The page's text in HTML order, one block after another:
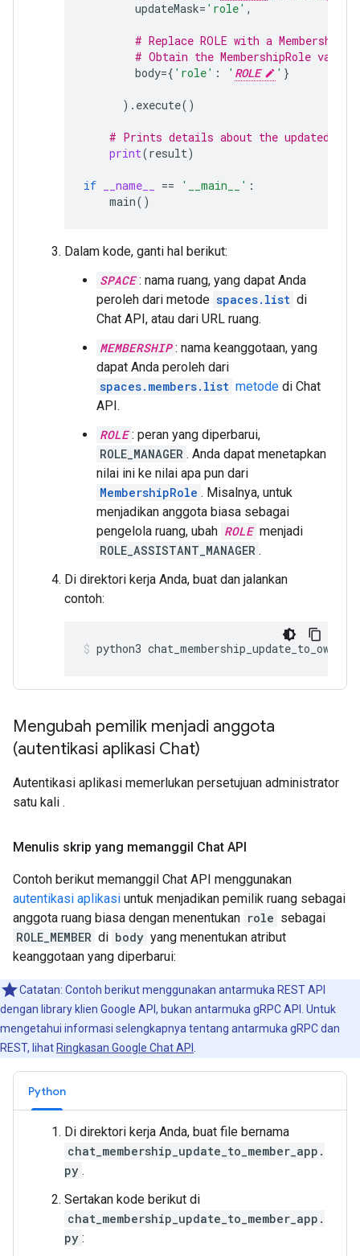
updateMask= 'role' ,
# Replace ROLE with a
# Obtain the MembershipRole
body={ 'role' : ' ROLE ' }
) . execute()
# Prints details about the updated
print(result)
if __name__ == '__main__' :
main()
Dalam kode, ganti hal berikut:
SPACE : nama ruang, yang dapat Anda
peroleh dari metode spaces.list di
Chat API, atau dari URL ruang.
MEMBERSHIP : nama keanggotaan, yang
dapat Anda peroleh dari
spaces.members.list metode di Chat
API.
ROLE : peran yang diperbarui,
ROLE_MANAGER . Anda dapat menetapkan
nilai ini ke nilai apa pun dari
MembershipRole . Misalnya, untuk
menjadikan anggota biasa sebagai
pengelola ruang, ubah ROLE menjadi
ROLE_ASSISTANT_MANAGER .
Di direktori kerja Anda, buat dan jalankan
contoh:
python3
Mengubah pemilik menjadi anggota
(autentikasi aplikasi Chat)
Autentikasi aplikasi memerlukan persetujuan administrator
satu kali .
Menulis skrip yang memanggil Chat API
Contoh berikut memanggil Chat API menggunakan
autentikasi aplikasi untuk menjadikan pemilik ruang sebagai
anggota ruang biasa dengan menentukan role sebagai
ROLE_MEMBER di body yang menentukan atribut
keanggotaan yang diperbarui:
Catatan: Contoh berikut menggunakan antarmuka REST API
dengan library klien Google API, bukan antarmuka gRPC API. Untuk
mengetahui informasi selengkapnya tentang antarmuka gRPC dan
REST, lihat Ringkasan Google Chat API
Python
Di direktori kerja Anda, buat file bernama
chat_membership_update_to_member_app.
py .
Sertakan kode berikut di
chat_membership_update_to_member_app.
py :